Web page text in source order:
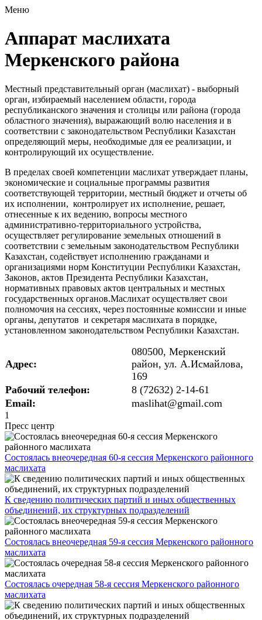
Меню
Аппарат маслихата
Меркенского района
Местный представительный орган (маслихат) - выборный
орган, избираемый населением области, города
республиканского значения и столицы или района (города
областного значения), выражающий волю населения и в
соответствии с законодательством Республики Казахстан
определяющий меры, необходимые для ее реализации, и
контролирующий их осуществление.
В пределах своей компетенции маслихат утверждает планы,
экономические и социальные программы развития
соответствующей территории, местный бюджет и отчеты об
их исполнении, контролирует их исполнение, решает,
отнесенные к их ведению, вопросы местного
административно-территориального устройства,
осуществляет регулирование земельных отношений в
соответствии с земельным законодательством Республики
Казахстан, содействует исполнению гражданами и
организациями норм Конституции Республики Казахстан,
Законов, актов Президента Республики Казахстан,
нормативных правовых актов центральных и местных
государственных органов.Маслихат осуществляет свои
полномочия на сессиях, через постоянные комиссии и иные
органы, депутатов и секретаря маслихата в порядке,
установленном законодательством Республики Казахстан.
Адрес:
080500, Меркенский
район, ул. А.Исмайлова,
169
Рабочий телефон:
8 (72632) 2-14-61
Email:
maslihat@gmail.com
1
Пресс центр
Состоялась внеочередная 60-я сессия Меркенского районного
маслихата
К сведению политических партий и иных общественных
объединений, их структурных подразделений
Состоялась внеочередная 59-я сессия Меркенского районного
маслихата
Состоялась очередная 58-я сессия Меркенского районного
маслихата